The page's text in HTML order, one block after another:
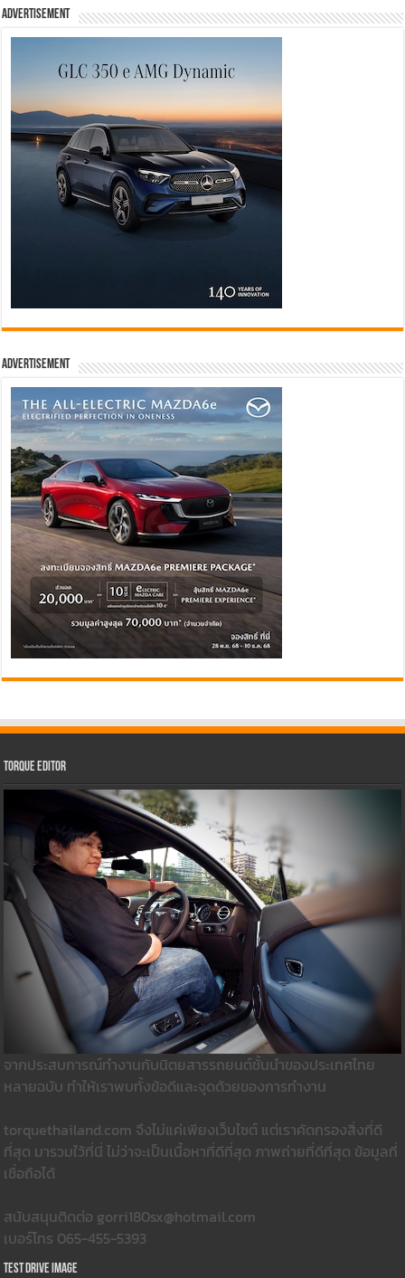
Advertisement
Advertisement
Torque Editor
จากประสบการณ์ทำงานกับนิตยสารรถยนต์ชั้นนำของประเทศไทย
หลายฉบับ ทำให้เราพบทั้งข้อดีและจุดด้วยของการทำงาน
torquethailand.com จึงไม่แค่เพียงเว็บไซต์ แต่เราคัดกรองสิ่งที่ดี
ที่สุด มารวมใว้ที่นี่ ไม่ว่าจะเป็นเนื้อหาที่ดีที่สุด ภาพถ่ายที่ดีที่สุด ข้อมูลที่
เชื่อถือได้
สนับสนุนติดต่อ gorri180sx@hotmail.com
เบอร์โทร 065-455-5393
Test Drive Image